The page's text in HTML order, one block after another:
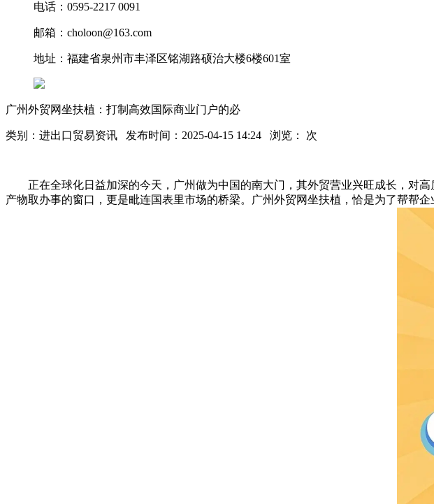
电话：0595-2217 0091
邮箱：choloon@163.com
地址：福建省泉州市丰泽区铭湖路硕治大楼6楼601室
广州外贸网坐扶植：打制高效国际商业门户的必
类别：进出口贸易资讯 发布时间：2025-04-15 14:24 浏览： 次
正在全球化日益加深的今天，广州做为中国的南大门，其外贸营业兴旺成长，对高
产物取办事的窗口，更是毗连国表里市场的桥梁。广州外贸网坐扶植，恰是为了帮帮